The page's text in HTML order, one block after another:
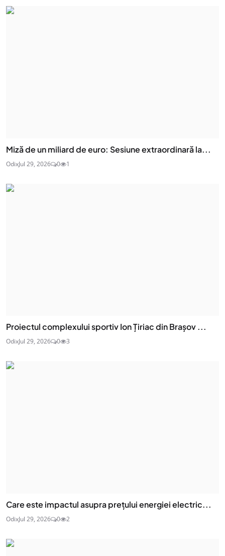
Miză de un miliard de euro: Sesiune extraordinară la...
OdixJul 29, 2026 0 1
Proiectul complexului sportiv Ion Țiriac din Brașov ...
OdixJul 29, 2026 0 3
Care este impactul asupra prețului energiei electric...
OdixJul 29, 2026 0 2